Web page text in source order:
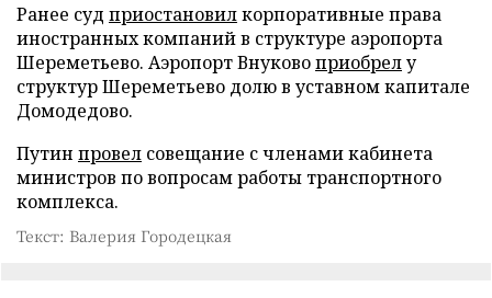
Ранее суд приостановилкорпоративные права
иностранных компаний в структуре аэропорта
Шереметьево. Аэропорт Внуковоприобрелу
структур Шереметьево долю в уставном капитале
Домодедово.
Путин провел совещание с членами кабинета
министров по вопросам работы транспортного
комплекса.
Текст: Валерия Городецкая